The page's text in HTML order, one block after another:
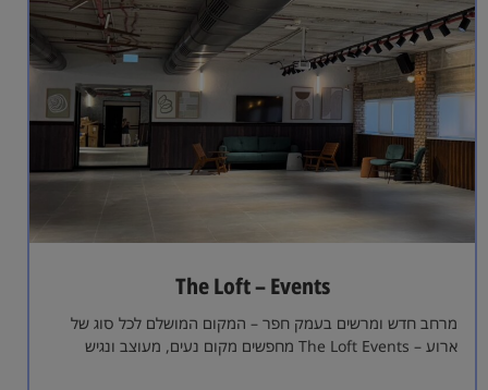
The Loft – Events
מרחב חדש ומרשים בעמק חפר – המקום המושלם לכל סוג של
ארוע – The Loft Events מחפשים מקום נעים, מעוצב ונגיש